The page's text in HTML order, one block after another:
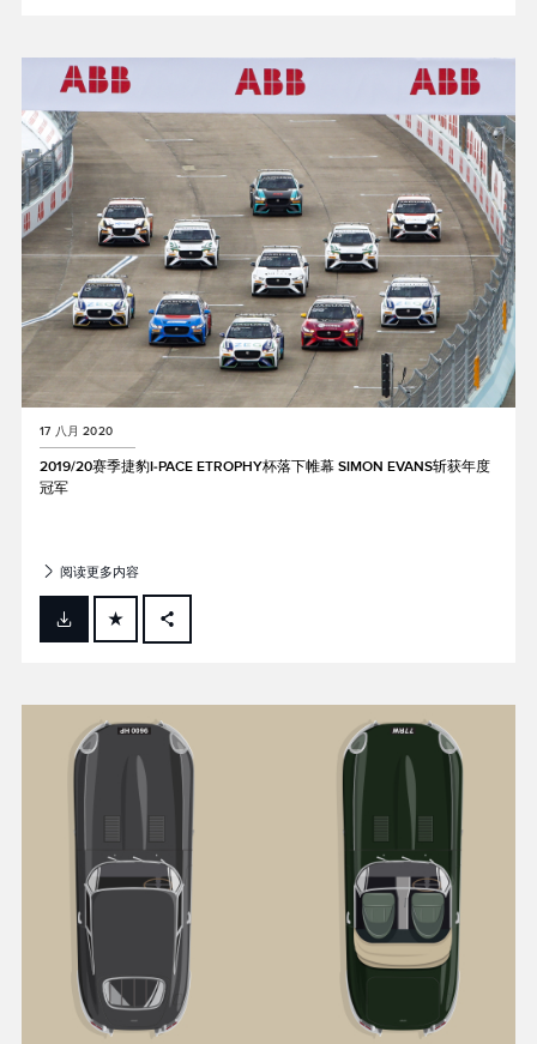
SHARE
17 八月 2020
2019/20赛季捷豹I‑PACE ETROPHY杯落下帷幕 SIMON EVANS斩获年度
冠军
阅读更多内容
FACEBOOK
SHARE